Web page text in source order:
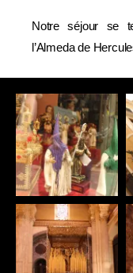
Notre séjour se
l’Almeda de